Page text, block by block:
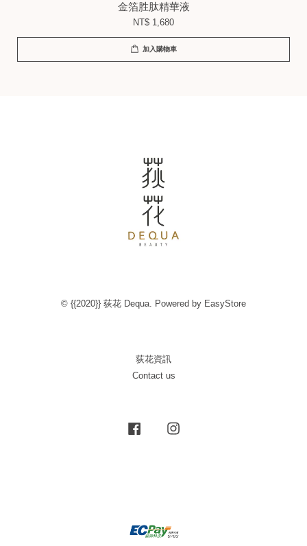
金箔胜肽精華液
NT$ 1,680
加入購物車
© {{2020}} 荻花 Dequa. Powered by EasyStore
荻花資訊
Contact us
Facebook